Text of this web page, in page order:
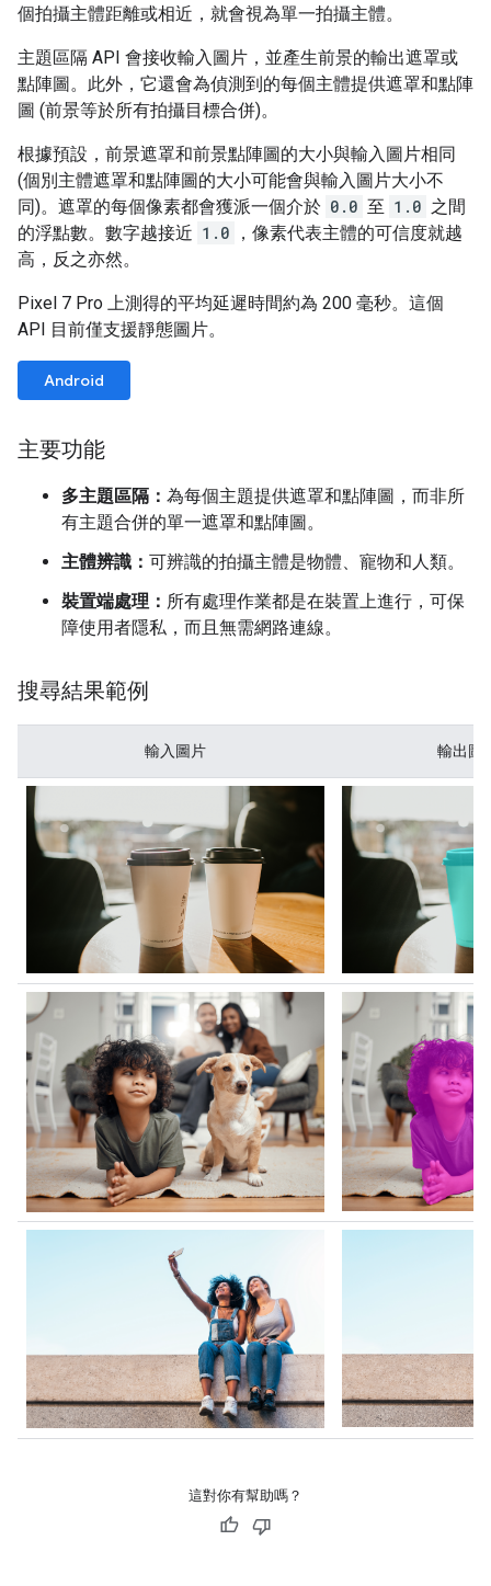
個拍攝主體距離或相近，就會視為單一拍攝主體。
主題區隔 API 會接收輸入圖片，並產生前景的輸出遮罩或
點陣圖。此外，它還會為偵測到的每個主體提供遮罩和點陣
圖 (前景等於所有拍攝目標合併)。
根據預設，前景遮罩和前景點陣圖的大小與輸入圖片相同
(個別主體遮罩和點陣圖的大小可能會與輸入圖片大小不
同)。遮罩的每個像素都會獲派一個介於 0.0 至 1.0 之間
的浮點數。數字越接近 1.0
，像素代表主體的可信度就越
高，反之亦然。
Pixel 7 Pro 上測得的平均延遲時間約為 200 毫秒。這個
API 目前僅支援靜態圖片。
Android
主要功能
多主題區隔： 為每個主題提供遮罩和點陣圖，而非所
有主題合併的單一遮罩和點陣圖。
主體辨識： 可辨識的拍攝主體是物體、寵物和人類。
裝置端處理： 所有處理作業都是在裝置上進行，可保
障使用者隱私，而且無需網路連線。
搜尋結果範例
輸入圖片 輸出圖
這對你有幫助嗎？